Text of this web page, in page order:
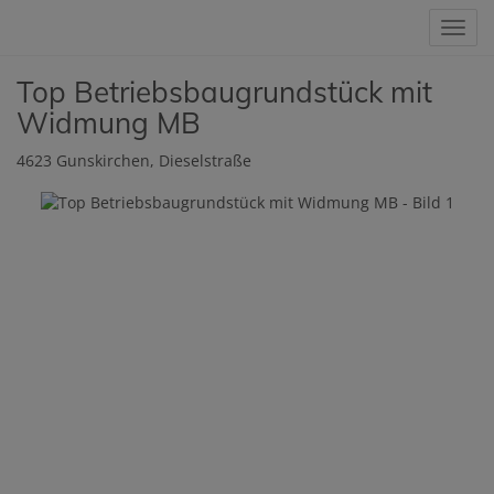
Top Betriebsbaugrundstück mit
Widmung MB
4623 Gunskirchen, Dieselstraße